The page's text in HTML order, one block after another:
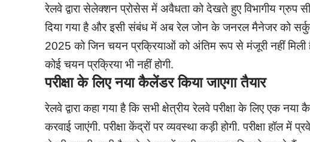
रेलवे द्वारा सेलेक्शन प्रोसेस में अवैधता को देखते हुए विभागीय ग्रुप
दिया गया है और इसी संबंध में अब रेल जोन के जनरल मैनेजर को
2025 को जिन चयन प्रक्रियाओं को अंतिम रूप से मंजूरी नहीं
कोई चयन प्रक्रिया भी नहीं होगी.
परीक्षा के लिए नया कैलेंडर किया जाएगा तैयार
रेलवे द्वारा कहा गया है कि सभी क्षेत्रीय रेलवे परीक्षा के लिए एक नया
करवाई जाएंगी. परीक्षा केंद्रों पर व्यवस्था कड़ी होगी. परीक्षा हॉल